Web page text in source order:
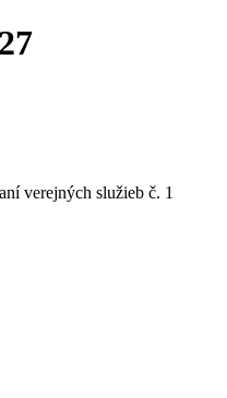
verejných služieb č. 1